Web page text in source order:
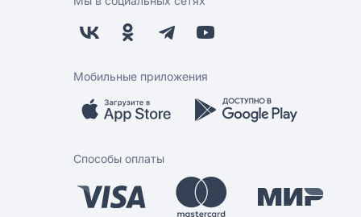
Мобильные приложения
Способы оплаты